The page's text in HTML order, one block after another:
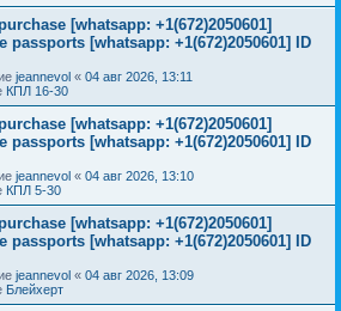
[whatsapp: +1(672)2050601]
passports [whatsapp: +1(672)2050601] ID
jeannevol « 04 авг 2026, 13:11
КПЛ 16-30
[whatsapp: +1(672)2050601]
passports [whatsapp: +1(672)2050601] ID
jeannevol « 04 авг 2026, 13:10
КПЛ 5-30
[whatsapp: +1(672)2050601]
passports [whatsapp: +1(672)2050601] ID
jeannevol « 04 авг 2026, 13:09
Блейхерт